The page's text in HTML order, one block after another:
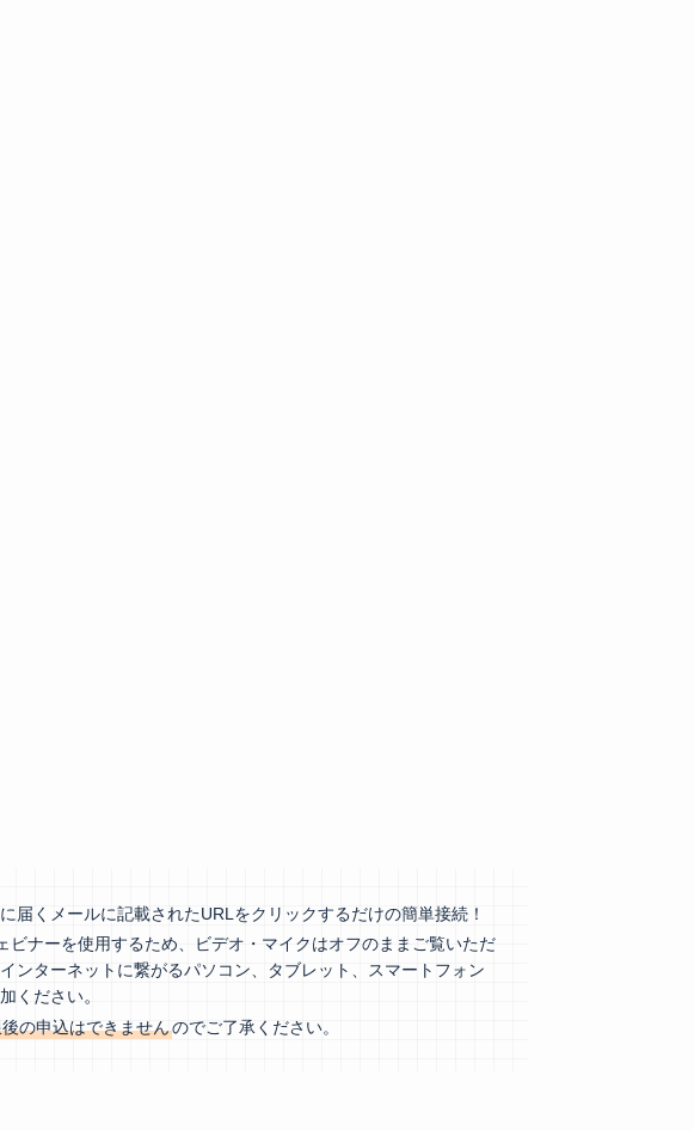
届くメールに記載されたURLをクリックするだけの簡単接続！
ビナーを使用するため、ビデオ・マイクはオフのままご覧いただ
ンターネットに繋がるパソコン、タブレット、スマートフォン
ください。
の申込はできませんのでご了承ください。